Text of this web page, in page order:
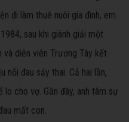
đi làm thuê nuôi gia đình, em
sau khi giành giải một
và diễn viên Trương Tây kết
nỗi đau sảy thai. Cả hai lần,
lo cho vợ. Gần đây, anh tâm sự
mất con.